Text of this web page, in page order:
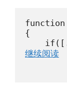
function
{
继续阅读